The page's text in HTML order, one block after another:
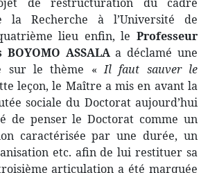
la Recherche à l’Université de
lieu enfin, le Professeur
ASSALAa déclamé une
sur le thème «Il faut sauver le
leçon, le Maître a mis en avant la
sociale du Doctorat aujourd’hui
de penser le Doctorat comme un
caractérisée par une durée, un
etc. afin de lui restituer sa
articulation a été marquée